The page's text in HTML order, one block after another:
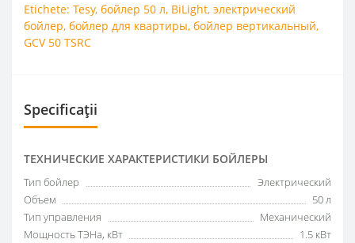
Etichete: Tesy, бойлер 50 л, BiLight, электрический
бойлер, бойлер для квартиры, бойлер вертикальный,
GCV 50 TSRC
Specificații
ТЕХНИЧЕСКИЕ ХАРАКТЕРИСТИКИ БОЙЛЕРЫ
Тип бойлер
Электрический
Объем
50 л
Тип управления
Механический
Мощность ТЭНа, кВт
1.5 кВт